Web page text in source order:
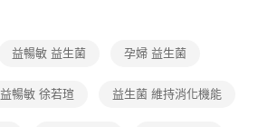
益暢敏 益生菌 孕婦 益生菌
益暢敏 徐若瑄 益生菌 維持消化機能